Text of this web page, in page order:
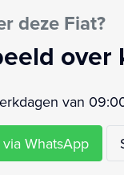
Tussenschot
Wettelijke
deze Fiat?
over
van
WhatsApp